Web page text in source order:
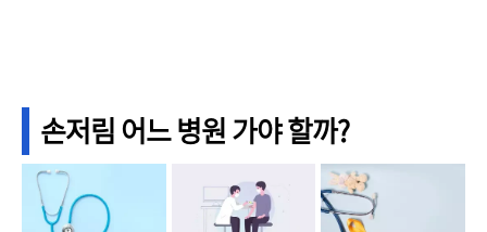
손저림 어느 병원 가야 할까?